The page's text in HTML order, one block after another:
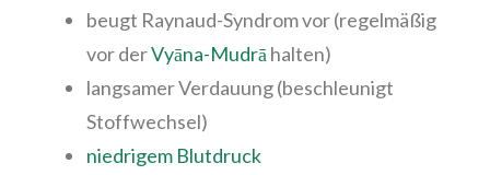
beugt Raynaud-Syndrom vor (regelmäßig
vor derVyāna-Mudrā halten)
langsamer Verdauung (beschleunigt
Stoffwechsel)
niedrigem Blutdruck